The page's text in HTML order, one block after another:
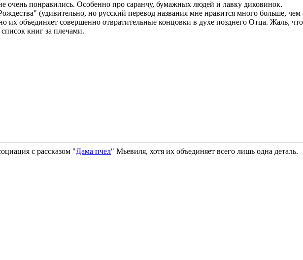
очень понравились. Особенно про саранчу, бумажных людей и лавку диковинок.
(удивительно, но русский перевод названия мне нравится много больше,
объединяет совершенно отвратительные концовки в духе позднего Отца. Жаль,
книг за плечами.
с рассказом "Дама пчел" Мьевиля, хотя их объединяет всего лишь одна деталь.